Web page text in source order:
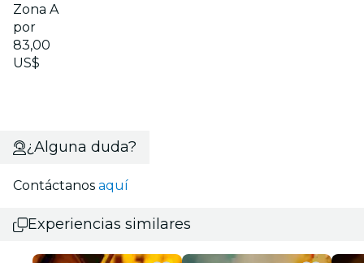
Zona A
por
83,00
US$
¿Alguna duda?
Contáctanos aquí
Experiencias similares